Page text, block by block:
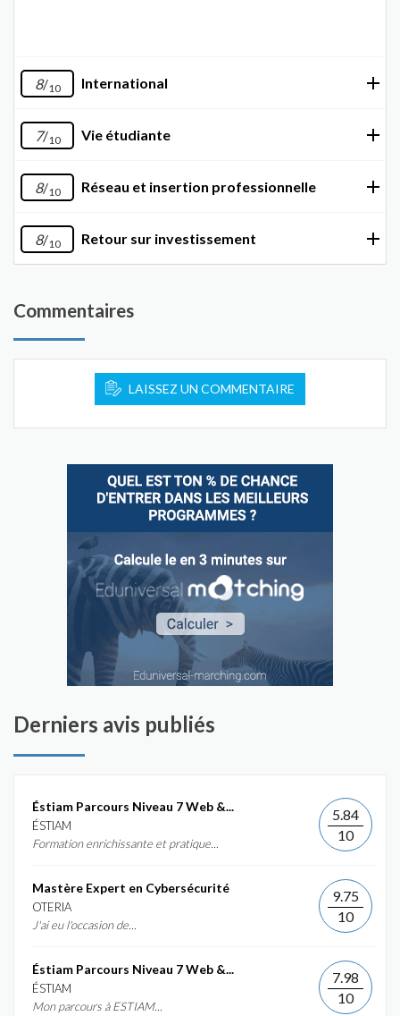
8/10 International
7/10 Vie étudiante
8/10 Réseau et insertion professionnelle
8/10 Retour sur investissement
Commentaires
LAISSEZ UN COMMENTAIRE
Derniers avis publiés
Éstiam Parcours Niveau 7 Web &...
ÉSTIAM
Formation enrichissante et pratique...
5.84
10
Mastère Expert en Cybersécurité
OTERIA
J'ai eu l'occasion de...
9.75
10
Éstiam Parcours Niveau 7 Web &...
ÉSTIAM
Mon parcours à ESTIAM...
7.98
10